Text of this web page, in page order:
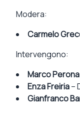
Modera:
Carmelo
Intervengono:
Marco Perona
Enza Freiria–
Gianfranco